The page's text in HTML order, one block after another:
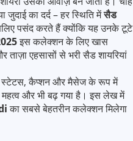
जुदाई का दर्द – हर स्थिति मेंसैड
पसंद करते हैं क्योंकि यह उनके टूटे
इस कलेक्शन के लिए खास
एहसासों से भरी सैड शायरियां
स्टेटस, कैप्शन और मैसेज के रूप में
और भी बढ़ गया है। इस लेख में
का सबसे बेहतरीन कलेक्शन मिलेगा